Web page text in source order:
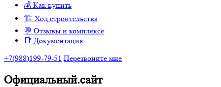
💰 Как купить
🏗 Ход строительства
💬 Отзывы и комплексе
📑 Документация
+7(988)199-79-51 Перезвоните мне
Официальный.сайт